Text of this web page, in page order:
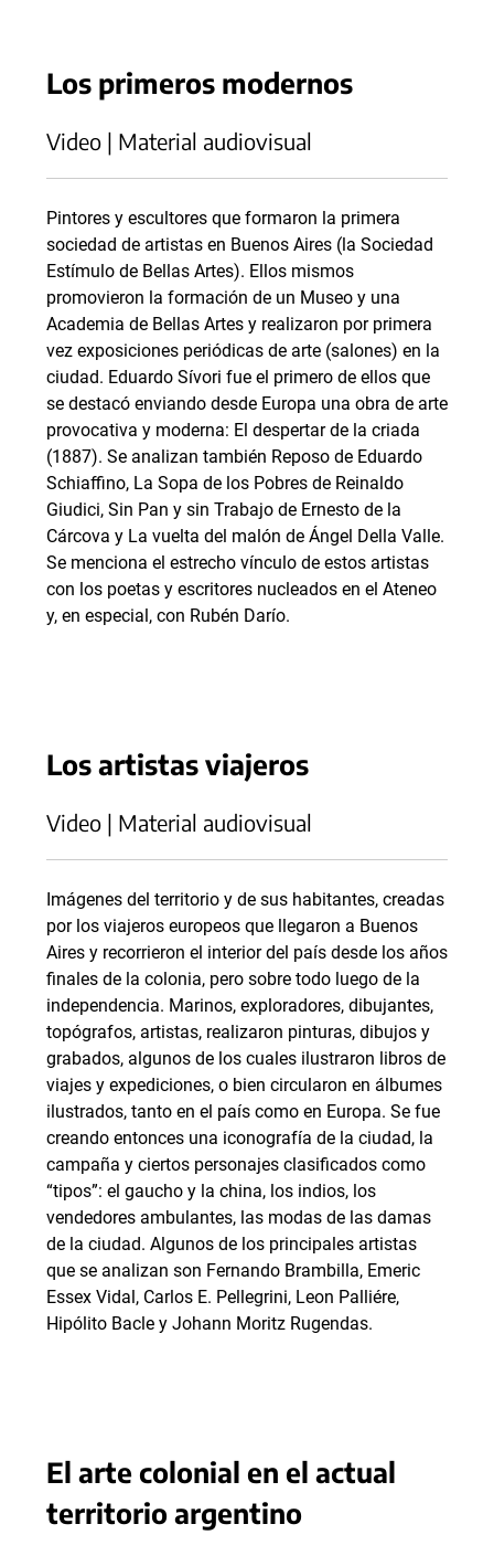
Los primeros modernos
Video | Material audiovisual
Pintores y escultores que formaron la primera
sociedad de artistas en Buenos Aires (la Sociedad
Estímulo de Bellas Artes). Ellos mismos
promovieron la formación de un Museo y una
Academia de Bellas Artes y realizaron por primera
vez exposiciones periódicas de arte (salones) en la
ciudad. Eduardo Sívori fue el primero de ellos que
se destacó enviando desde Europa una obra de arte
provocativa y moderna: El despertar de la criada
(1887). Se analizan también Reposo de Eduardo
Schiaffino, La Sopa de los Pobres de Reinaldo
Giudici, Sin Pan y sin Trabajo de Ernesto de la
Cárcova y La vuelta del malón de Ángel Della Valle.
Se menciona el estrecho vínculo de estos artistas
con los poetas y escritores nucleados en el Ateneo
y, en especial, con Rubén Darío.
Los artistas viajeros
Video | Material audiovisual
Imágenes del territorio y de sus habitantes, creadas
por los viajeros europeos que llegaron a Buenos
Aires y recorrieron el interior del país desde los años
finales de la colonia, pero sobre todo luego de la
independencia. Marinos, exploradores, dibujantes,
topógrafos, artistas, realizaron pinturas, dibujos y
grabados, algunos de los cuales ilustraron libros de
viajes y expediciones, o bien circularon en álbumes
ilustrados, tanto en el país como en Europa. Se fue
creando entonces una iconografía de la ciudad, la
campaña y ciertos personajes clasificados como
“tipos”: el gaucho y la china, los indios, los
vendedores ambulantes, las modas de las damas
de la ciudad. Algunos de los principales artistas
que se analizan son Fernando Brambilla, Emeric
Essex Vidal, Carlos E. Pellegrini, Leon Palliére,
Hipólito Bacle y Johann Moritz Rugendas.
El arte colonial en el actual
territorio argentino